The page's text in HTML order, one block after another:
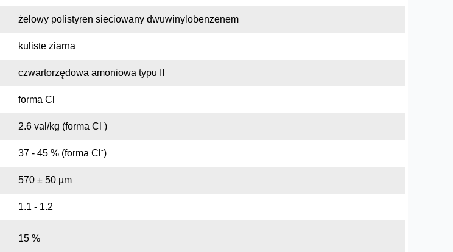
żelowy polistyren sieciowany dwuwinylobenzenem
kuliste ziarna
czwartorzędowa amoniowa typu II
forma Cl -
2.6 val/kg (forma Cl -)
37 - 45 % (forma Cl -)
570 ± 50 µm
1.1 - 1.2
15 %